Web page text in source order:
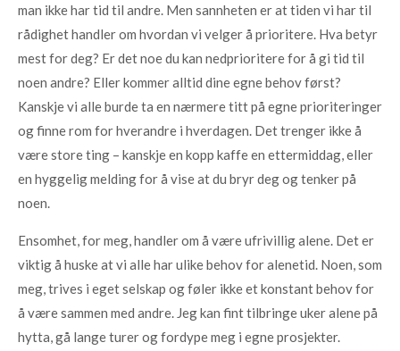
man ikke har tid til andre. Men sannheten er at tiden vi har til
rådighet handler om hvordan vi velger å prioritere. Hva betyr
mest for deg? Er det noe du kan nedprioritere for å gi tid til
noen andre? Eller kommer alltid dine egne behov først?
Kanskje vi alle burde ta en nærmere titt på egne prioriteringer
og finne rom for hverandre i hverdagen. Det trenger ikke å
være store ting – kanskje en kopp kaffe en ettermiddag, eller
en hyggelig melding for å vise at du bryr deg og tenker på
noen.
Ensomhet, for meg, handler om å være ufrivillig alene. Det er
viktig å huske at vi alle har ulike behov for alenetid. Noen, som
meg, trives i eget selskap og føler ikke et konstant behov for
å være sammen med andre. Jeg kan fint tilbringe uker alene på
hytta, gå lange turer og fordype meg i egne prosjekter.